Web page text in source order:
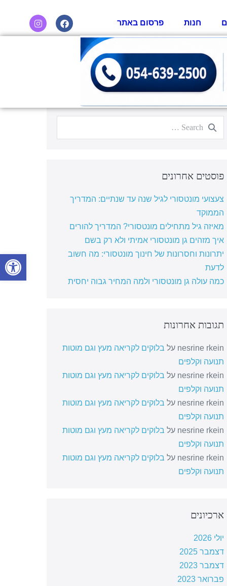
חנות פרסום באתר
פוסטים אחרונים
צעצועי מונטסורי לגיל שנה עד שנתיים: המדריך
הממוקד
מאיזה גיל מתחילים מונטסורי? המדריך להורים
איך מזהים גן מונטסורי אמיתי ולא רק בשם
יתרונות וחסרונות של חינוך מונטסורי: מה חשוב
לדעת
כמה עולה גן מונטסורי ולמה המחיר גבוה יחסית
תגובות אחרונות
nesrine rkein על בלוקים לקריאה מעץ וגם מוטות
תנועה וקלפים
nesrine rkein על בלוקים לקריאה מעץ וגם מוטות
תנועה וקלפים
nesrine rkein על בלוקים לקריאה מעץ וגם מוטות
תנועה וקלפים
nesrine rkein על בלוקים לקריאה מעץ וגם מוטות
תנועה וקלפים
nesrine rkein על בלוקים לקריאה מעץ וגם מוטות
תנועה וקלפים
ארכיונים
יולי 2026
דצמבר 2025
דצמבר 2023
פברואר 2023
פתח